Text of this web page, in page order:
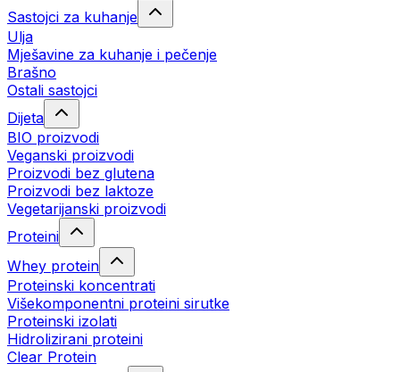
Sastojci za kuhanje
Ulja
Mješavine za kuhanje i pečenje
Brašno
Ostali sastojci
Dijeta
BIO proizvodi
Veganski proizvodi
Proizvodi bez glutena
Proizvodi bez laktoze
Vegetarijanski proizvodi
Proteini
Whey protein
Proteinski koncentrati
Višekomponentni proteini sirutke
Proteinski izolati
Hidrolizirani proteini
Clear Protein